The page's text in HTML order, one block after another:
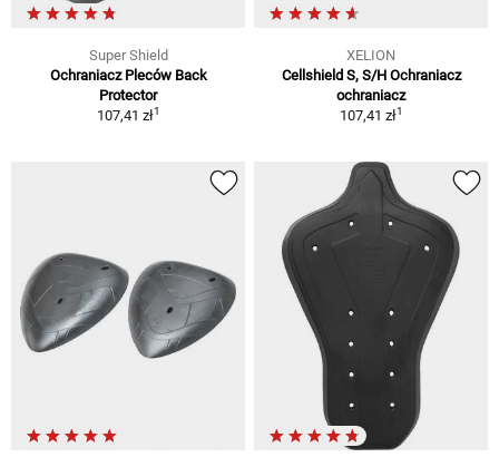
Super Shield
Ochraniacz Pleców Back
Protector
107,41 zł1
XELION
Cellshield S, S/H Ochraniacz
ochraniacz
107,41 zł1